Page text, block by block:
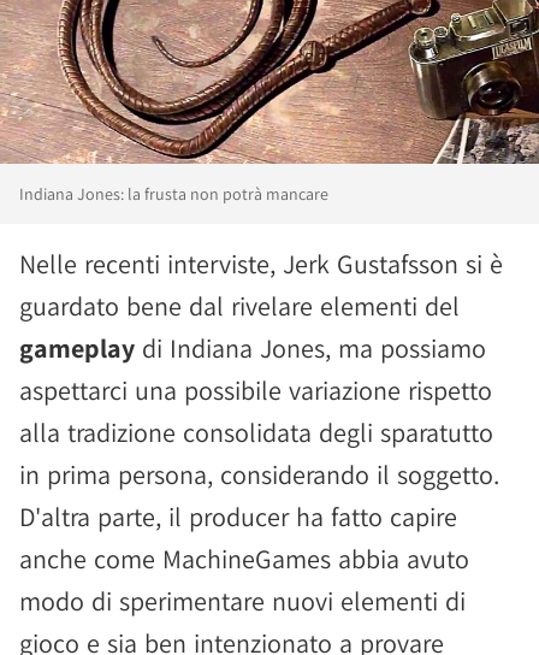
Indiana Jones: la frusta non potrà mancare
Nelle recenti interviste, Jerk Gustafsson si è
guardato bene dal rivelare elementi del
gameplay di Indiana Jones, ma possiamo
aspettarci una possibile variazione rispetto
alla tradizione consolidata degli sparatutto
in prima persona, considerando il soggetto.
D'altra parte, il producer ha fatto capire
anche come MachineGames abbia avuto
modo di sperimentare nuovi elementi di
gioco e sia ben intenzionato a provare